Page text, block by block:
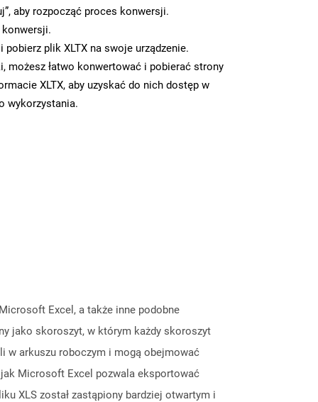
aby rozpocząć proces konwersji.
konwersji.
plik XLTX na swoje urządzenie.
możesz łatwo konwertować i pobierać strony
XLTX, aby uzyskać do nich dostęp w
wykorzystania.
Excel, a także inne podobne
jako skoroszyt, w którym każdy skoroszyt
w arkuszu roboczym i mogą obejmować
jak Microsoft Excel pozwala eksportować
XLS został zastąpiony bardziej otwartym i